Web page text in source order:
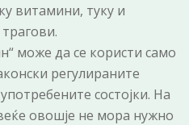
витамини, туку и
може да се користи само
регулираните
состојки. На
овошје не мора нужно